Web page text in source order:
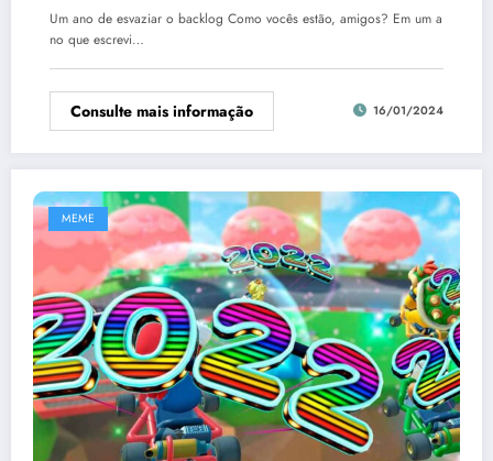
Um ano de esvaziar o backlog Como vocês estão, amigos? Em um a
no que escrevi…
Consulte mais informação 16/01/2024
MEME